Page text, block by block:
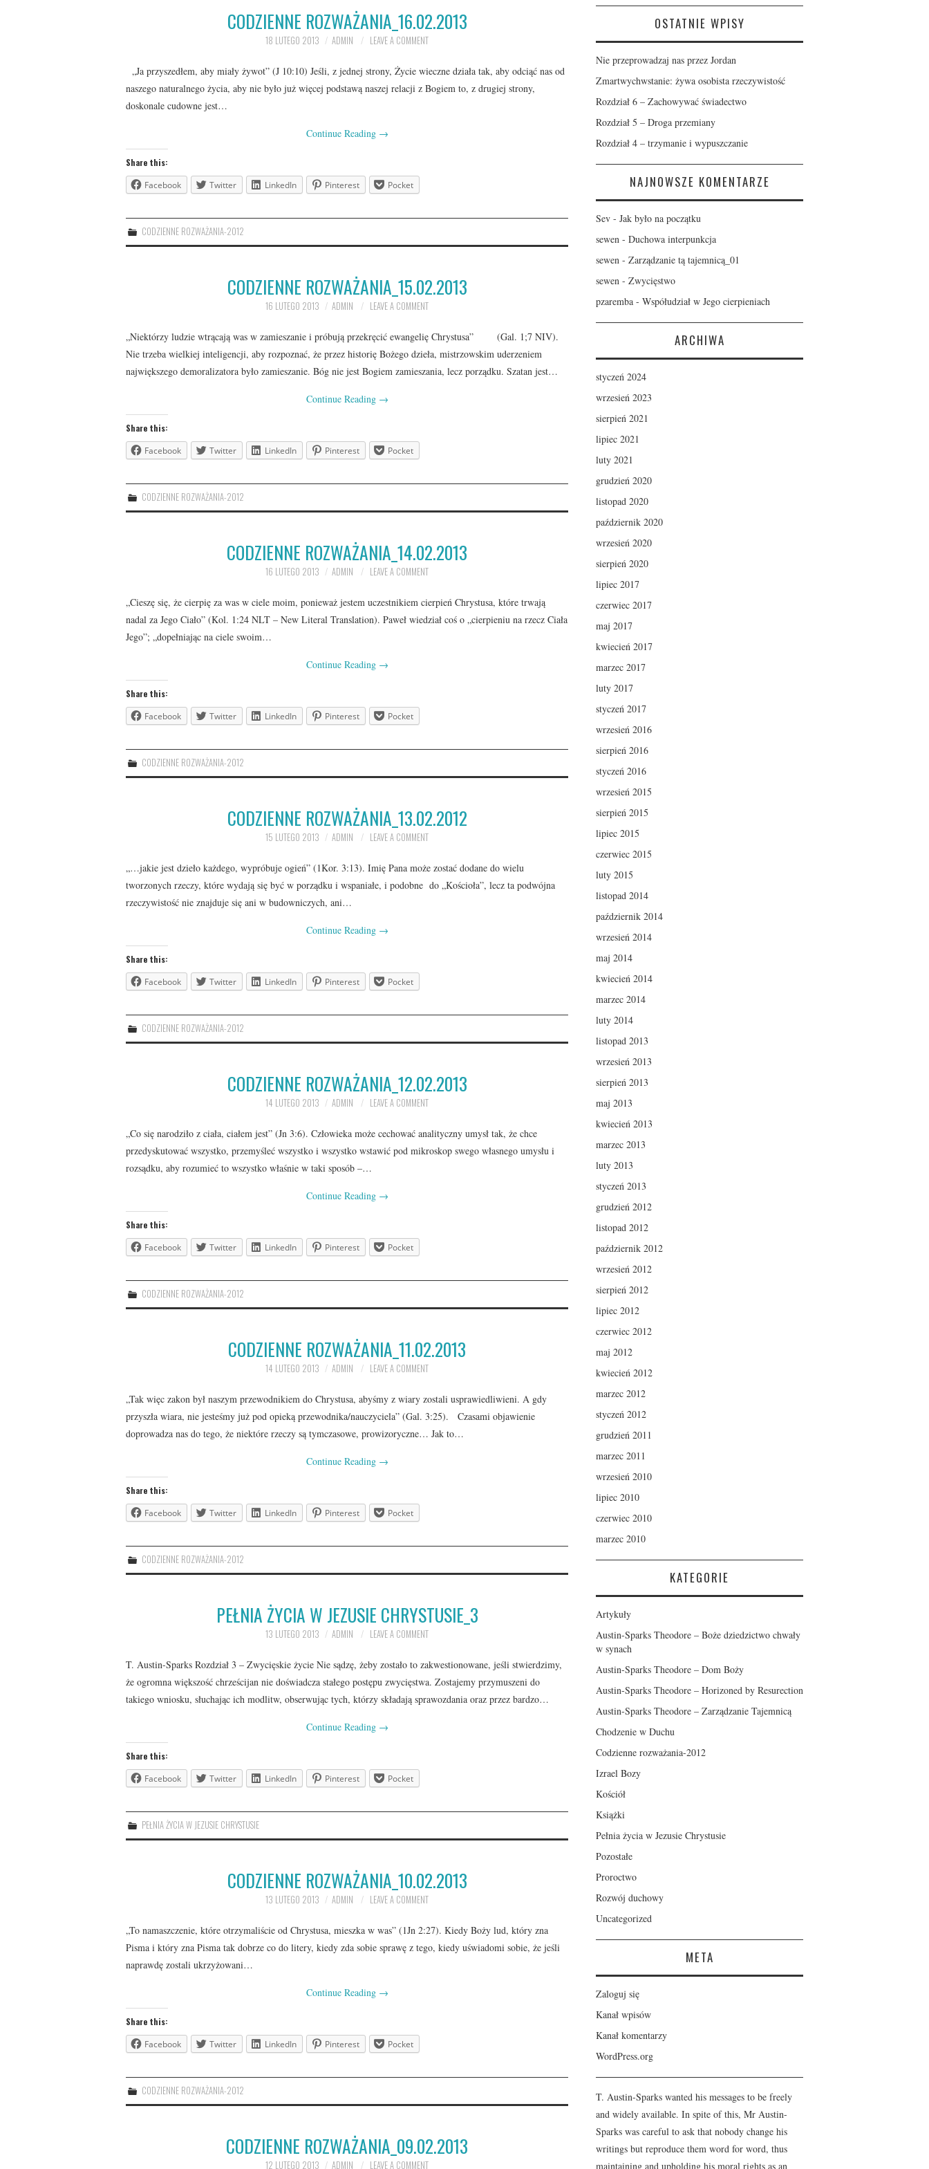
CODZIENNE ROZWAŻANIA_16.02.2013
18 LUTEGO 2013 ADMIN LEAVE A COMMENT
„Ja przyszedłem, aby miały żywot” (J 10:10) Jeśli, z jednej strony, Życie wieczne działa tak, aby odciąć nas od
naszego naturalnego życia, aby nie było już więcej podstawą naszej relacji z Bogiem to, z drugiej strony,
doskonale cudowne jest…
Continue Reading →
Share this:
Facebook
Twitter LinkedIn Pinterest Pocket
CODZIENNE ROZWAŻANIA-2012
CODZIENNE ROZWAŻANIA_15.02.2013
16 LUTEGO 2013 ADMIN LEAVE A COMMENT
„Niektórzy ludzie wtrącają was w zamieszanie i próbują przekręcić ewangelię Chrystusa” (Gal. 1;7 NIV).
Nie trzeba wielkiej inteligencji, aby rozpoznać, że przez historię Bożego dzieła, mistrzowskim uderzeniem
największego demoralizatora było zamieszanie. Bóg nie jest Bogiem zamieszania, lecz porządku. Szatan jest…
Continue Reading →
Share this:
Facebook
Twitter LinkedIn Pinterest Pocket
CODZIENNE ROZWAŻANIA-2012
CODZIENNE ROZWAŻANIA_14.02.2013
16 LUTEGO 2013 ADMIN LEAVE A COMMENT
„Cieszę się, że cierpię za was w ciele moim, ponieważ jestem uczestnikiem cierpień Chrystusa, które trwają
nadal za Jego Ciało” (Kol. 1:24 NLT – New Literal Translation). Paweł wiedział coś o „cierpieniu na rzecz Ciała
Jego”; „dopełniając na ciele swoim…
Continue Reading →
Share this:
Facebook
Twitter LinkedIn Pinterest Pocket
CODZIENNE ROZWAŻANIA-2012
CODZIENNE ROZWAŻANIA_13.02.2012
15 LUTEGO 2013 ADMIN LEAVE A COMMENT
„…jakie jest dzieło każdego, wypróbuje ogień” (1Kor. 3:13). Imię Pana może zostać dodane do wielu
tworzonych rzeczy, które wydają się być w porządku i wspaniałe, i podobne do „Kościoła”, lecz ta podwójna
rzeczywistość nie znajduje się ani w budowniczych, ani…
Continue Reading →
Share this:
Facebook
Twitter LinkedIn Pinterest Pocket
CODZIENNE ROZWAŻANIA-2012
CODZIENNE ROZWAŻANIA_12.02.2013
14 LUTEGO 2013 ADMIN LEAVE A COMMENT
„Co się narodziło z ciała, ciałem jest” (Jn 3:6). Człowieka może cechować analityczny umysł tak, że chce
przedyskutować wszystko, przemyśleć wszystko i wszystko wstawić pod mikroskop swego własnego umysłu i
rozsądku, aby rozumieć to wszystko właśnie w taki sposób –…
Continue Reading →
Share this:
Facebook
Twitter LinkedIn Pinterest Pocket
CODZIENNE ROZWAŻANIA-2012
CODZIENNE ROZWAŻANIA_11.02.2013
14 LUTEGO 2013 ADMIN LEAVE A COMMENT
„Tak więc zakon był naszym przewodnikiem do Chrystusa, abyśmy z wiary zostali usprawiedliwieni. A gdy
przyszła wiara, nie jesteśmy już pod opieką przewodnika/nauczyciela” (Gal. 3:25). Czasami objawienie
doprowadza nas do tego, że niektóre rzeczy są tymczasowe, prowizoryczne… Jak to…
Continue Reading →
Share this:
Facebook
Twitter LinkedIn Pinterest Pocket
CODZIENNE ROZWAŻANIA-2012
PEŁNIA ŻYCIA W JEZUSIE CHRYSTUSIE_3
13 LUTEGO 2013 ADMIN LEAVE A COMMENT
T. Austin-Sparks Rozdział 3 – Zwycięskie życie Nie sądzę, żeby zostało to zakwestionowane, jeśli stwierdzimy,
że ogromna większość chrześcijan nie doświadcza stałego postępu zwycięstwa. Zostajemy przymuszeni do
takiego wniosku, słuchając ich modlitw, obserwując tych, którzy składają sprawozdania oraz przez bardzo…
Continue Reading →
Share this:
Facebook
Twitter LinkedIn Pinterest Pocket
PEŁNIA ŻYCIA W JEZUSIE CHRYSTUSIE
CODZIENNE ROZWAŻANIA_10.02.2013
13 LUTEGO 2013 ADMIN LEAVE A COMMENT
„To namaszczenie, które otrzymaliście od Chrystusa, mieszka w was” (1Jn 2:27). Kiedy Boży lud, który zna
Pisma i który zna Pisma tak dobrze co do litery, kiedy zda sobie sprawę z tego, kiedy uświadomi sobie, że jeśli
naprawdę zostali ukrzyżowani…
Continue Reading →
Share this:
Facebook
Twitter LinkedIn Pinterest Pocket
CODZIENNE ROZWAŻANIA-2012
CODZIENNE ROZWAŻANIA_09.02.2013
12 LUTEGO 2013 ADMIN LEAVE A COMMENT
OSTATNIE WPISY
Nie przeprowadzaj nas przez Jordan
Zmartwychwstanie: żywa osobista rzeczywistość
Rozdział 6 – Zachowywać świadectwo
Rozdział 5 – Droga przemiany
Rozdział 4 – trzymanie i wypuszczanie
NAJNOWSZE KOMENTARZE
Sev - Jak było na początku
sewen - Duchowa interpunkcja
sewen - Zarządzanie tą tajemnicą_01
sewen - Zwycięstwo
pzaremba - Współudział w Jego cierpieniach
ARCHIWA
styczeń 2024
wrzesień 2023
sierpień 2021
lipiec 2021
luty 2021
grudzień 2020
listopad 2020
październik 2020
wrzesień 2020
sierpień 2020
lipiec 2017
czerwiec 2017
maj 2017
kwiecień 2017
marzec 2017
luty 2017
styczeń 2017
wrzesień 2016
sierpień 2016
styczeń 2016
wrzesień 2015
sierpień 2015
lipiec 2015
czerwiec 2015
luty 2015
listopad 2014
październik 2014
wrzesień 2014
maj 2014
kwiecień 2014
marzec 2014
luty 2014
listopad 2013
wrzesień 2013
sierpień 2013
maj 2013
kwiecień 2013
marzec 2013
luty 2013
styczeń 2013
grudzień 2012
listopad 2012
październik 2012
wrzesień 2012
sierpień 2012
lipiec 2012
czerwiec 2012
maj 2012
kwiecień 2012
marzec 2012
styczeń 2012
grudzień 2011
marzec 2011
wrzesień 2010
lipiec 2010
czerwiec 2010
marzec 2010
KATEGORIE
Artykuły
Austin-Sparks Theodore – Boże dziedzictwo chwały
w synach
Austin-Sparks Theodore – Dom Boży
Austin-Sparks Theodore – Horizoned by Resurection
Austin-Sparks Theodore – Zarządzanie Tajemnicą
Chodzenie w Duchu
Codzienne rozważania-2012
Izrael Bozy
Kościół
Książki
Pełnia życia w Jezusie Chrystusie
Pozostałe
Proroctwo
Rozwój duchowy
Uncategorized
META
Zaloguj się
Kanał wpisów
Kanał komentarzy
WordPress.org
T. Austin-Sparks wanted his messages to be freely
and widely available. In spite of this, Mr Austin-
Sparks was careful to ask that nobody change his
writings but reproduce them word for word, thus
maintaining and upholding his moral rights as an